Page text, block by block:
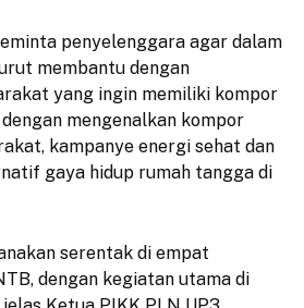
penyelenggara agar dalam
membantu dengan
yang ingin memiliki kompor
mengenalkan kompor
kampanye energi sehat dan
gaya hidup rumah tangga di
serentak di empat
dengan kegiatan utama di